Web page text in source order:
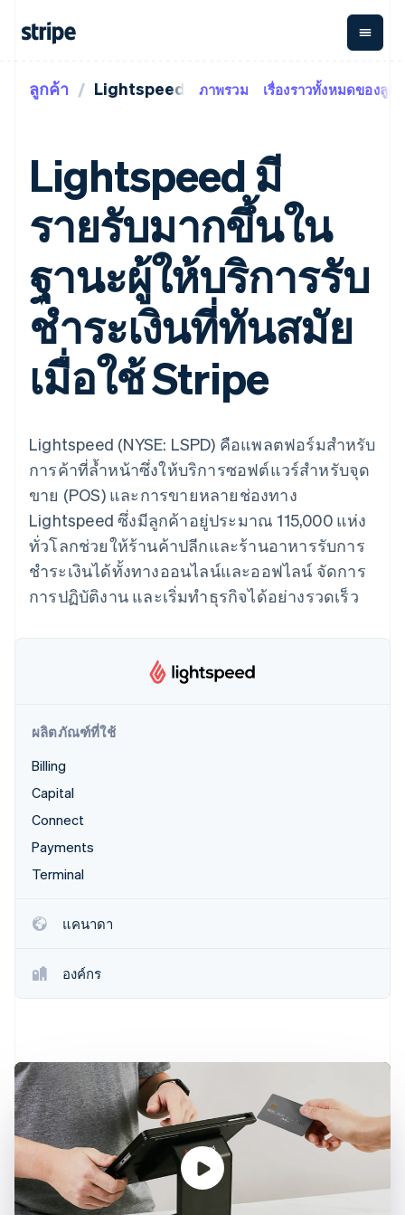
การชำระเงิน
การชำระเงิน
ออนไลน์
Payment links
การชำระเงิน
แบบไม่ต้อง
UI การชำระ
เงินสำเร็จรูป
Elements
องค์ประกอบ UI
ที่ยืดหยุ่น
วิธีการชำระ
เงิน
เข้าถึงได้
Boost
ยกระดับการ
ยอมรับการ
ชำระเงิน
Link
การชำระเงินที่
รวดเร็วขึ้น
รายรับ
แบบแผนล่วง
หน้า
Metronome
การเรียกเก็บ
เงินตามการ
ใช้งาน
การชำระเงิน
ตามรอบบิล
การจัดการ
การชำระเงิน
ตามรอบบิล
Invoicing
ครั้งเดียวหรือ
ล่วงหน้า
Tax
คิดภาษีการ
Recognition
ระบบ
อัตโนมัติ
สำหรับการ
ทำบัญชี
Stripe
Sigma
รายงานที่
ออกแบบเอง
Data
Pipeline
การ
Payouts
เบิกจ่าย
ให้กับ
สาม
แพลตฟ
Product roadmap
ดูสิ่งที่กำลังจะมาถึง
Radar
การก่อตั้งบริษัทสตาร์ทอัพ
Climate
การขจัดคาร์บอน
Stripe Sessions 2026
ตามขั้น
ตามกรณีใช้งาน
การค้าแบบใช้เอเจนต์
อีคอมเมิร์ซ
บริการทางการเงินที่ผสาน
รวมในตัว
การทำงานอัตโนมัติด้าน
การเงิน
ธุรกิจทั่วโลก
การชำระเงินในแอป
มาร์เก็ตเพลส
บริษัท AI
แวดวงครีเอเตอร์
เกม
การบริการ การเดินทาง
และสันทนาการ
สื่อและความบันเทิง
องค์กรไม่แสวงผลกำไร
บริการเฉพาะทาง
เอกสารประกอบ
Stripe Apps
รับการชำระเงินออนไลน์
ติดตั้งใช้งานการชำระเงิน
สำเร็จรูป
สร้างแพลตฟอร์มหรือ
มาร์เก็ตเพลส
จัดการการชำระเงินตาม
รอบบิล
เสนอการเรียกเก็บเงินตาม
ออกบัตรที่มีสเตเบิลคอยน์
รองรับอยู่
จัดเตรียมและจัดการ
แหล่งข้อมูล
การเชื่อมต่อการทำงาน
บล็อกของนักพัฒนา
สถานะ API
เรียนรู้
การสนับสนุน
รับการสนับสนุน
แพ็กเกจการสนับสนุนที่ได้
รับการจัดการ
บริการเฉพาะทาง
บริษัท
การประชุมประจำปีแบบ
เซสชัน
ตำแหน่งงาน
ห้องข่าว
Stripe Press
การติดต่อ
ลูกค้า Lightspeed ภาพรวม เรื่องราวทั้งหมดของลูก
Lightspeed มี
รายรับมากขึ้นใน
ฐานะผู้ให้บริการรับ
ชำระเงินที่ทันสมัย
เมื่อใช้ Stripe
Lightspeed (NYSE: LSPD) คือแพลตฟอร์มสำหรับ
การค้าที่ล้ำหน้าซึ่งให้บริการซอฟต์แวร์สำหรับจุด
ขาย (POS) และการขายหลายช่องทาง
Lightspeed ซึ่งมีลูกค้าอยู่ประมาณ 115,000 แห่ง
ทั่วโลกช่วยให้ร้านค้าปลีกและร้านอาหารรับการ
ชำระเงินได้ทั้งทางออนไลน์และออฟไลน์ จัดการ
การปฏิบัติงาน และเริ่มทำธุรกิจได้อย่างรวดเร็ว
ผลิตภัณฑ์ที่ใช้
Billing
Capital
Connect
Payments
Terminal
แคนาดา
องค์กร